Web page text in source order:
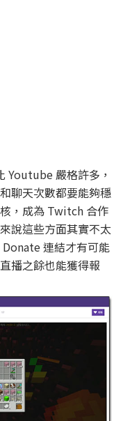
Youtube 嚴格許多，
聊天次數都要能夠穩
，成為 Twitch 合作
說這些方面其實不太
連結才有可能
播之餘也能獲得報